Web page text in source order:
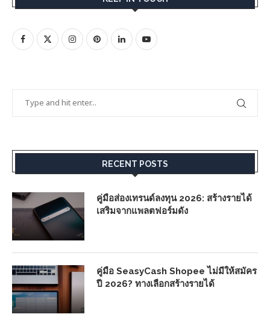
RECENT POSTS
คู่มือส่องเทรนด์ลงทุน 2026: สร้างรายได้
เสริมจากแพลตฟอร์มดัง
คู่มือ SeasyCash Shopee ไม่มีให้สมัคร
ปี 2026? ทางเลือกสร้างรายได้